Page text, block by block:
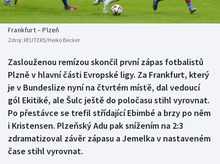
Basketbal
Biatlon
Box
Curling
Dostihy
Florbal
Historické návraty
Aplikace ČT sport
Frankfurt – Plzeň
Zdroj: REUTERS/Heiko Becker
Zaslouženou remízou skončil první zápas fotbalistů
Plzně v hlavní části Evropské ligy. Za Frankfurt, který
je v Bundeslize nyní na čtvrtém místě, dal vedoucí
gól Ekitiké, ale Šulc ještě do poločasu stihl vyrovnat.
Po přestávce se trefil střídající Ebimbé a brzy po něm
i Kristensen. Plzeňský Adu pak snížením na 2:3
zdramatizoval závěr zápasu a Jemelka v nastaveném
čase stihl vyrovnat.